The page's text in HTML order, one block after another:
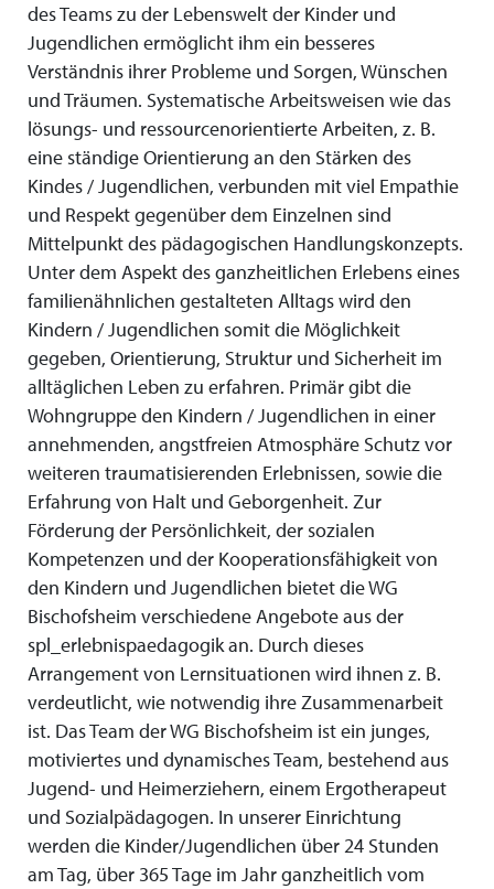
des Teams zu der Lebenswelt der Kinder und
Jugendlichen ermöglicht ihm ein besseres
Verständnis ihrer Probleme und Sorgen, Wünschen
und Träumen. Systematische Arbeitsweisen wie das
lösungs- und ressourcenorientierte Arbeiten, z. B.
eine ständige Orientierung an den Stärken des
Kindes / Jugendlichen, verbunden mit viel Empathie
und Respekt gegenüber dem Einzelnen sind
Mittelpunkt des pädagogischen Handlungskonzepts.
Unter dem Aspekt des ganzheitlichen Erlebens eines
familienähnlichen gestalteten Alltags wird den
Kindern / Jugendlichen somit die Möglichkeit
gegeben, Orientierung, Struktur und Sicherheit im
alltäglichen Leben zu erfahren. Primär gibt die
Wohngruppe den Kindern / Jugendlichen in einer
annehmenden, angstfreien Atmosphäre Schutz vor
weiteren traumatisierenden Erlebnissen, sowie die
Erfahrung von Halt und Geborgenheit. Zur
Förderung der Persönlichkeit, der sozialen
Kompetenzen und der Kooperationsfähigkeit von
den Kindern und Jugendlichen bietet die WG
Bischofsheim verschiedene Angebote aus der
spl_erlebnispaedagogik an. Durch dieses
Arrangement von Lernsituationen wird ihnen z. B.
verdeutlicht, wie notwendig ihre Zusammenarbeit
ist. Das Team der WG Bischofsheim ist ein junges,
motiviertes und dynamisches Team, bestehend aus
Jugend- und Heimerziehern, einem Ergotherapeut
und Sozialpädagogen. In unserer Einrichtung
werden die Kinder/Jugendlichen über 24 Stunden
am Tag, über 365 Tage im Jahr ganzheitlich vom